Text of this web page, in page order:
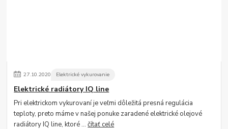
27.10.2020 Elektrické vykurovanie
Elektrické radiátory IQ line
Pri elektrickom vykurovaní je veľmi dôležitá presná regulácia
teploty, preto máme v našej ponuke zaradené elektrické olejové
radiátory IQ line, ktoré ...čítať celé